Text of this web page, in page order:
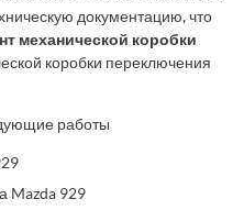
документацию, что
механической коробки
коробки переключения
работы
Mazda 929